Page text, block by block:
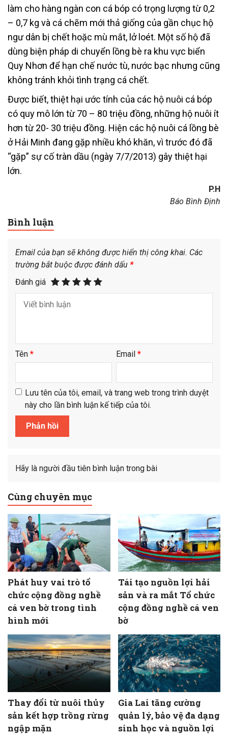
làm cho hàng ngàn con cá bóp có trọng lượng từ 0,2
– 0,7 kg và cá chẽm mới thả giống của gần chục hộ
ngư dân bị chết hoặc mù mắt, lở loét. Một số hộ đã
dùng biện pháp di chuyển lồng bè ra khu vực biển
Quy Nhơn để hạn chế nước tù, nước bạc nhưng cũng
không tránh khỏi tình trạng cá chết.
Được biết, thiệt hại ước tính của các hộ nuôi cá bóp
có quy mô lớn từ 70 – 80 triệu đồng, những hộ nuôi ít
hơn từ 20- 30 triệu đồng. Hiện các hộ nuôi cá lồng bè
ở Hải Minh đang gặp nhiều khó khăn, vì trước đó đã
“gặp” sự cố tràn dầu (ngày 7/7/2013) gây thiệt hại
lớn.
P.H
Báo Bình Định
Bình luận
Email của bạn sẽ không được hiển thị công khai. Các
trường bắt buộc được đánh dấu *
Đánh giá
Tên * Email *
Lưu tên của tôi, email, và trang web trong trình duyệt
này cho lần bình luận kế tiếp của tôi.
Hãy là người đầu tiên bình luận trong bài
Cùng chuyên mục
Phát huy vai trò tổ
chức cộng đồng nghề
cá ven bờ trong tình
hình mới
Tái tạo nguồn lợi hải
sản và ra mắt Tổ chức
cộng đồng nghề cá ven
bờ
Thay đổi từ nuôi thủy
sản kết hợp trồng rừng
ngập mặn
Gia Lai tăng cường
quản lý, bảo vệ đa dạng
sinh học và nguồn lợi